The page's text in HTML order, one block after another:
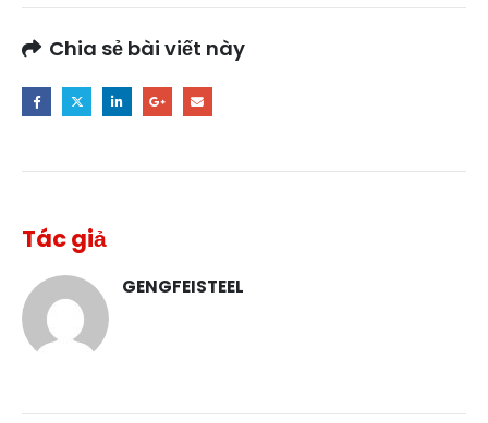
Chia sẻ bài viết này
Tác giả
GENGFEISTEEL